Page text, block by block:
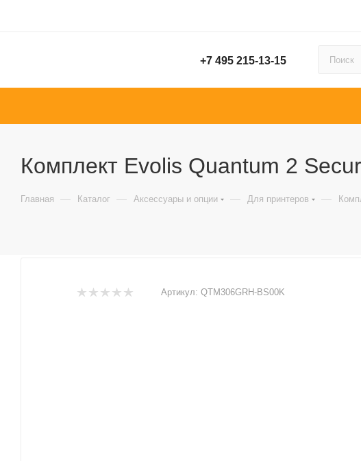
+7 495 215-13-15
Комплект Evolis Quantum 2
Главная — Каталог — Аксессуары и опции — Для принтеров —
Артикул: QTM306GRH-BS00K